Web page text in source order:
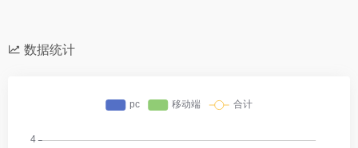
数据统计